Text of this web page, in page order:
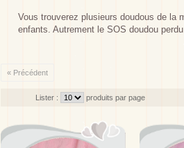
Vous trouverez plusieurs doudous de la
enfants. Autrement le SOS doudou
« Précédent
Lister : produits par page